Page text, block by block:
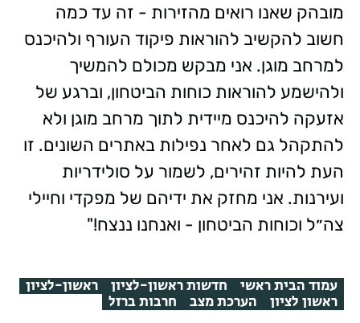
מובהק שאנו רואים מהזירות - זה עד כמה
חשוב להקשיב להוראות פיקוד העורף ולהיכנס
למרחב מוגן. אני מבקש מכולם להמשיך
ולהישמע להוראות כוחות הביטחון, וברגע של
אזעקה להיכנס מיידית לתוך מרחב מוגן ולא
להתקהל גם לאחר נפילות באתרים השונים. זו
העת להיות זהירים, לשמור על סולידריות
ועירנות. אני מחזק את ידיהם של מפקדי וחיילי
צה״ל וכוחות הביטחון - ואנחנו ננצח!"
עמוד הבית ראשי חדשות ראשון-לציון ראשון-לציון
ראשון לציון הערכת מצב חרבות ברזל